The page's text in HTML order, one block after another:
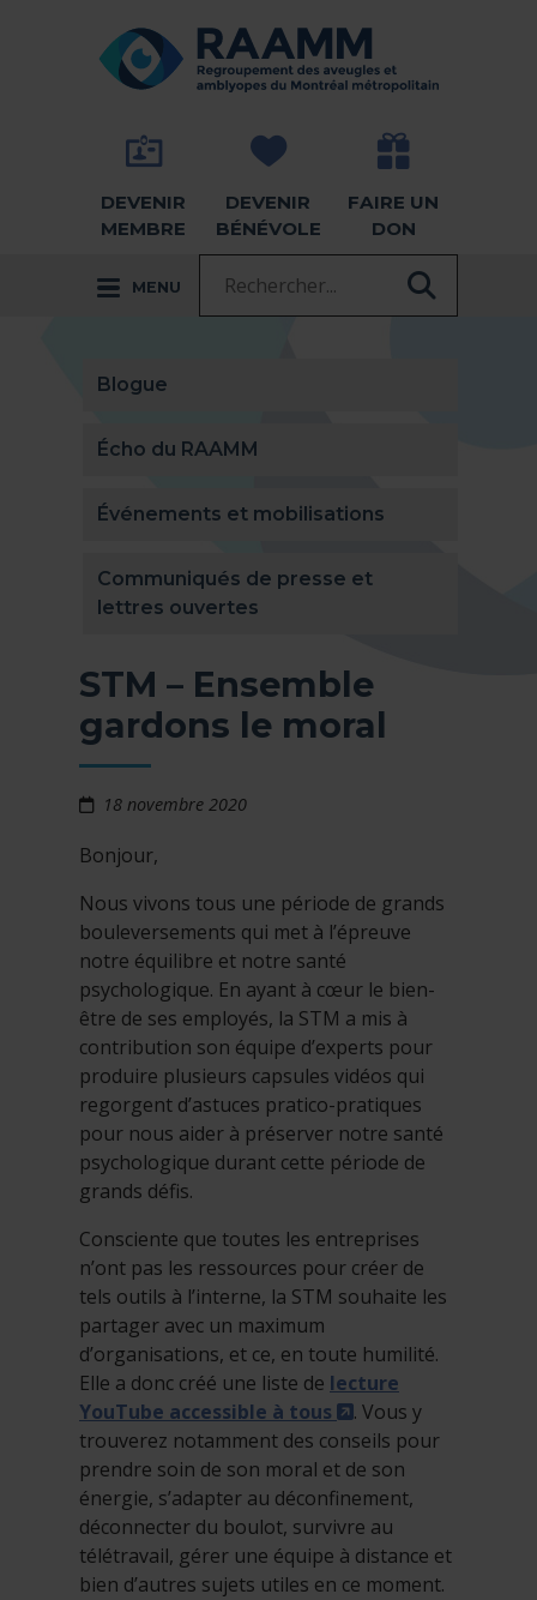
RETOUR À LA PAGE D'ACCUEIL -
DEVENIR
MEMBRE
DEVENIR
BÉNÉVOLE
FAIRE UN
DON
MENU
Blogue
Écho du RAAMM
Événements et mobilisations
Communiqués de presse et
lettres ouvertes
STM – Ensemble
gardons le moral
18 novembre 2020
Bonjour,
Nous vivons tous une période de grands
bouleversements qui met à l’épreuve
notre équilibre et notre santé
psychologique. En ayant à cœur le bien-
être de ses employés, la STM a mis à
contribution son équipe d’experts pour
produire plusieurs capsules vidéos qui
regorgent d’astuces pratico-pratiques
pour nous aider à préserver notre santé
psychologique durant cette période de
grands défis.
Consciente que toutes les entreprises
n’ont pas les ressources pour créer de
tels outils à l’interne, la STM souhaite les
partager avec un maximum
d’organisations, et ce, en toute humilité.
Elle a donc créé une liste de lecture
YouTube accessible à tous
- Cet hyperlien
. Vous y
trouverez notamment des conseils pour
prendre soin de son moral et de son
énergie, s’adapter au déconfinement,
déconnecter du boulot, survivre au
télétravail, gérer une équipe à distance et
bien d’autres sujets utiles en ce moment.